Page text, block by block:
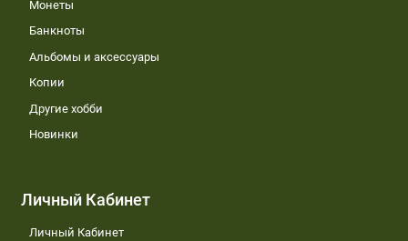
Монеты
Банкноты
Альбомы и аксессуары
Копии
Другие хобби
Новинки
Личный Кабинет
Личный Кабинет